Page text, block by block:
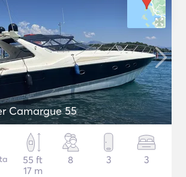
Camargue 55
55 ft
17 m
8 3 3